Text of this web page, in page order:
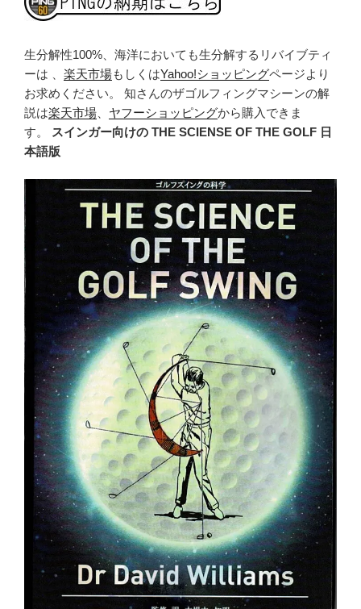
生分解性100%、海洋においても生分解するリバイブティ
ーは 、 楽天市場もしくはYahoo!ショッピングページより
お求めください。 知さんのザゴルフィングマシーンの解
説は楽天市場 ヤフーショッピングから購入できま
す。
スインガー向けの THE SCIENSE OF THE GOLF 日
本語版